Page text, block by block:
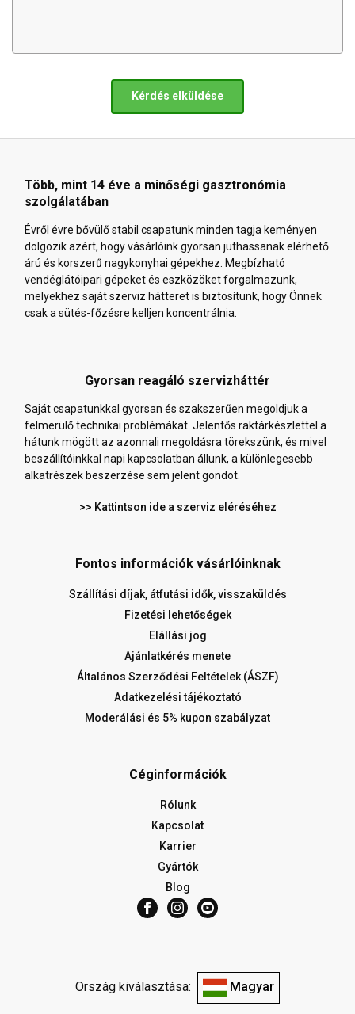
Kérdés elküldése
Több, mint 14 éve a minőségi gasztronómia
szolgálatában
Évről évre bővülő stabil csapatunk minden tagja keményen
dolgozik azért, hogy vásárlóink gyorsan juthassanak elérhető
árú és korszerű nagykonyhai gépekhez. Megbízható
vendéglátóipari gépeket és eszközöket forgalmazunk,
melyekhez saját szerviz hátteret is biztosítunk, hogy Önnek
csak a sütés-főzésre kelljen koncentrálnia.
Gyorsan reagáló szervizháttér
Saját csapatunkkal gyorsan és szakszerűen megoldjuk a
felmerülő technikai problémákat. Jelentős raktárkészlettel a
hátunk mögött az azonnali megoldásra törekszünk, és mivel
beszállítóinkkal napi kapcsolatban állunk, a különlegesebb
alkatrészek beszerzése sem jelent gondot.
>> Kattintson ide a szerviz eléréséhez
Fontos információk vásárlóinknak
Szállítási díjak, átfutási idők, visszaküldés
Fizetési lehetőségek
Elállási jog
Ajánlatkérés menete
Általános Szerződési Feltételek (ÁSZF)
Adatkezelési tájékoztató
Moderálási és 5% kupon szabályzat
Céginformációk
Rólunk
Kapcsolat
Karrier
Gyártók
Blog
Ország kiválasztása: Magyar